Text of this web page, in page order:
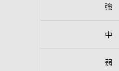
強
中
弱